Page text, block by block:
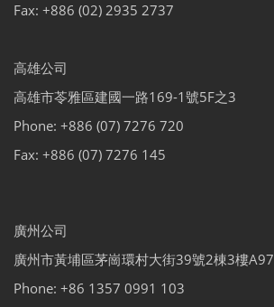
Fax: +886 (02) 2935 2737
高雄公司
高雄市苓雅區建國一路169-1號5F之3
Phone: +886 (07) 7276 720
Fax: +886 (07) 7276 145
廣州公司
廣州市黃埔區茅崗環村大街39號2棟3樓A97
Phone: +86 1357 0991 103